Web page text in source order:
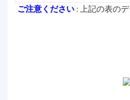
ご注意ください: 上記の表の